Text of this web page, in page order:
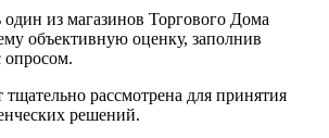
из магазинов Торгового Дома
объективную оценку, заполнив
опросом.
тщательно рассмотрена для принятия
решений.